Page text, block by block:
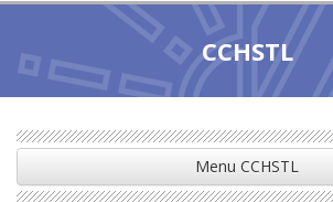
CCHSTL
Menu CCHSTL